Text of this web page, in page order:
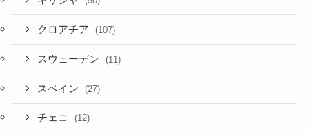
クロアチア (107)
スウェーデン (11)
スペイン (27)
チェコ (12)